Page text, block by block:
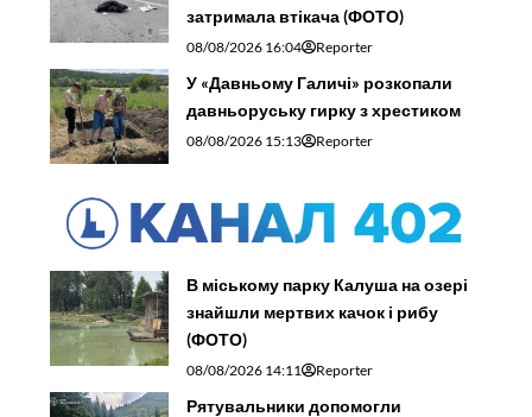
затримала втікача (ФОТО)
08/08/2026 16:04 Reporter
У «Давньому Галичі» розкопали
давньоруську гирку з хрестиком
08/08/2026 15:13 Reporter
В міському парку Калуша на озері
знайшли мертвих качок і рибу
(ФОТО)
08/08/2026 14:11 Reporter
Рятувальники допомогли